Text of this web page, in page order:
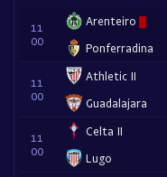
11
00
Arenteiro
Ponferradina
11
00
Athletic II
Guadalajara
11
00
Celta II
Lugo